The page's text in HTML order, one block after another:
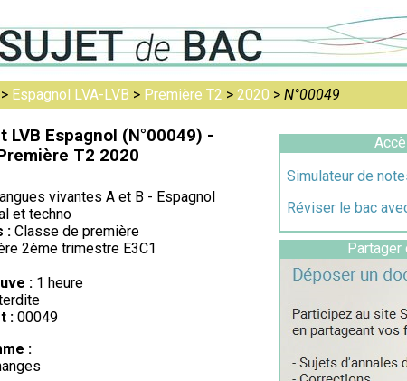
> Espagnol LVA-LVB > Première T2 > 2020 > N°00049
LVB Espagnol (N°00049) -
T2 2020
vivantes A et B - Espagnol
et techno
: Classe de première
2ème trimestre E3C1
: 1 heure
: 00049
:
Simulateur de
Réviser le bac
Partager